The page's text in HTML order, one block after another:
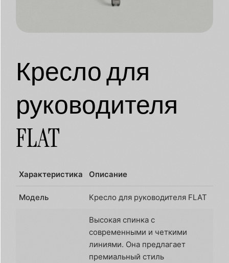
Кресло для
руководителя
FLAT
Характеристика Описание
Модель Кресло для руководителя FLAT
Высокая спинка с
современными и четкими
линиями. Она предлагает
премиальный стиль